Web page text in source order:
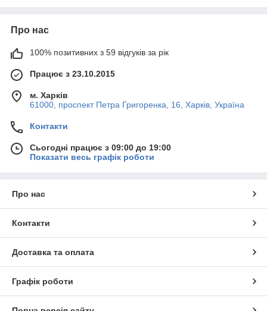
Про нас
100% позитивних з 59 відгуків за рік
Працює з 23.10.2015
м. Харків
61000, проспект Петра Григоренка, 16, Харків, Україна
Контакти
Сьогодні працює з 09:00 до 19:00
Показати весь графік роботи
Про нас
Контакти
Доставка та оплата
Графік роботи